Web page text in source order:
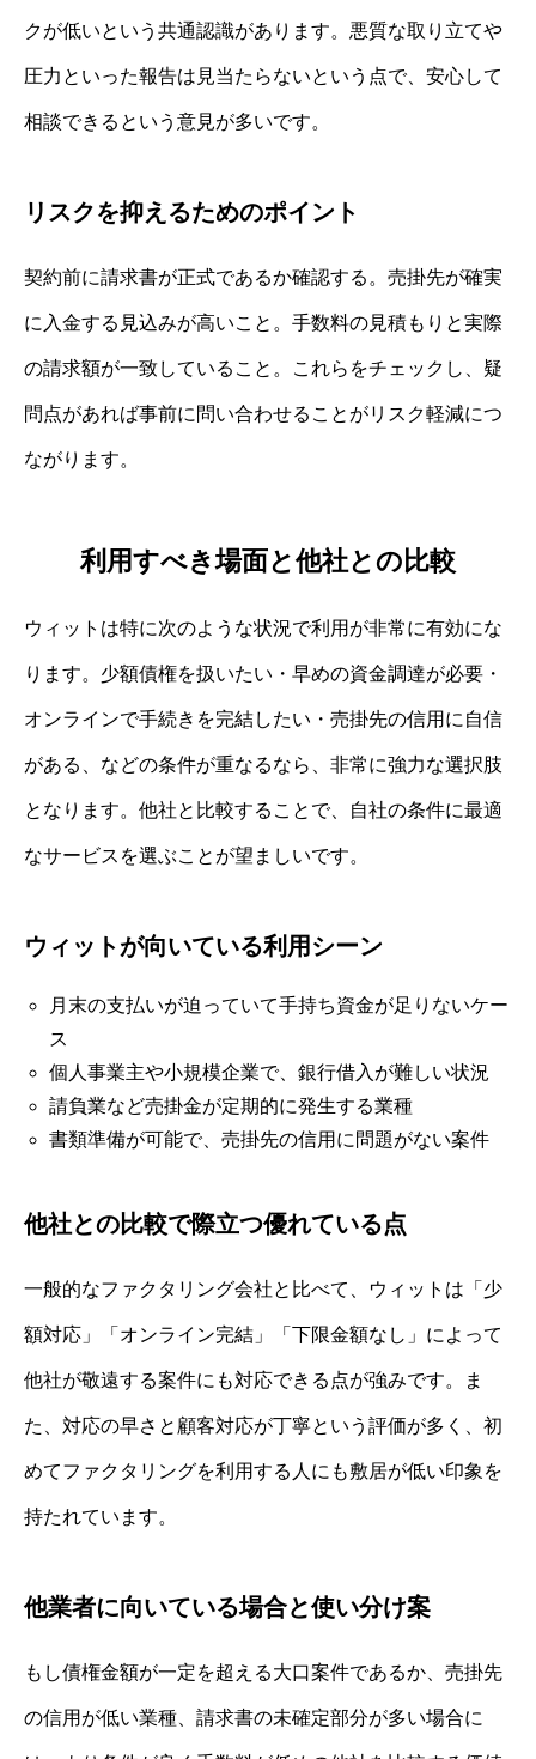
クが低いという共通認識があります。悪質な取り立てや
圧力といった報告は見当たらないという点で、安心して
相談できるという意見が多いです。
リスクを抑えるためのポイント
契約前に請求書が正式であるか確認する。売掛先が確実
に入金する見込みが高いこと。手数料の見積もりと実際
の請求額が一致していること。これらをチェックし、疑
問点があれば事前に問い合わせることがリスク軽減につ
ながります。
利用すべき場面と他社との比較
ウィットは特に次のような状況で利用が非常に有効にな
ります。少額債権を扱いたい・早めの資金調達が必要・
オンラインで手続きを完結したい・売掛先の信用に自信
がある、などの条件が重なるなら、非常に強力な選択肢
となります。他社と比較することで、自社の条件に最適
なサービスを選ぶことが望ましいです。
ウィットが向いている利用シーン
月末の支払いが迫っていて手持ち資金が足りないケー
ス
個人事業主や小規模企業で、銀行借入が難しい状況
請負業など売掛金が定期的に発生する業種
書類準備が可能で、売掛先の信用に問題がない案件
他社との比較で際立つ優れている点
一般的なファクタリング会社と比べて、ウィットは「少
額対応」「オンライン完結」「下限金額なし」によって
他社が敬遠する案件にも対応できる点が強みです。ま
た、対応の早さと顧客対応が丁寧という評価が多く、初
めてファクタリングを利用する人にも敷居が低い印象を
持たれています。
他業者に向いている場合と使い分け案
もし債権金額が一定を超える大口案件であるか、売掛先
の信用が低い業種、請求書の未確定部分が多い場合に